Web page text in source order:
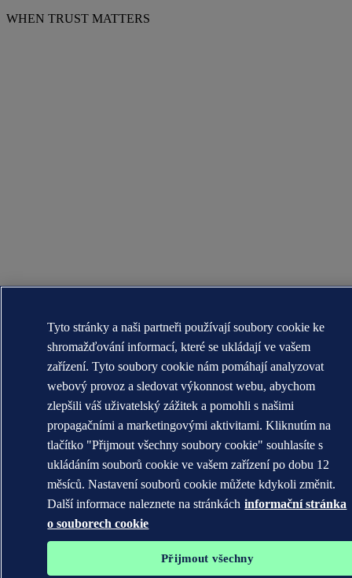
WHEN TRUST MATTERS
Tyto stránky a naši partneři používají soubory cookie ke
shromažďování informací, které se ukládají ve vašem
zařízení. Tyto soubory cookie nám pomáhají analyzovat
webový provoz a sledovat výkonnost webu, abychom
zlepšili váš uživatelský zážitek a pomohli s našimi
propagačními a marketingovými aktivitami. Kliknutím na
tlačítko "Přijmout všechny soubory cookie" souhlasíte s
ukládáním souborů cookie ve vašem zařízení po dobu 12
měsíců. Nastavení souborů cookie můžete kdykoli změnit.
Další informace naleznete na stránkách informační stránka
o souborech cookie
Přijmout všechny